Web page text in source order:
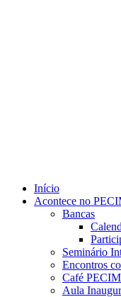
Início
Acontece no
Bancas
Seminário
Encontros
Café PECIM
Aula